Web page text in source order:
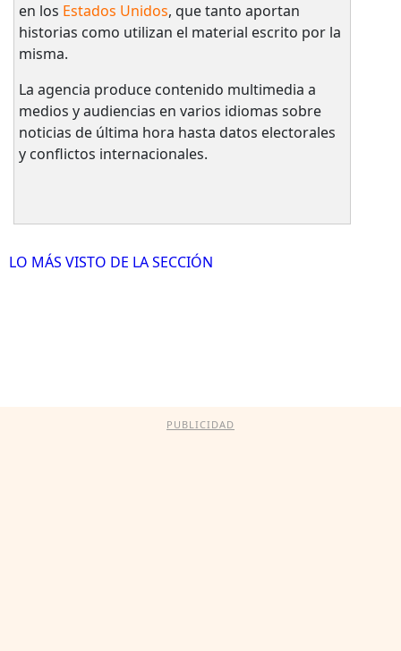
en los Estados Unidos, que tanto aportan
historias como utilizan el material escrito por la
misma.
La agencia produce contenido multimedia a
medios y audiencias en varios idiomas sobre
noticias de última hora hasta datos electorales
y conflictos internacionales.
LO MÁS VISTO DE LA SECCIÓN
PUBLICIDAD